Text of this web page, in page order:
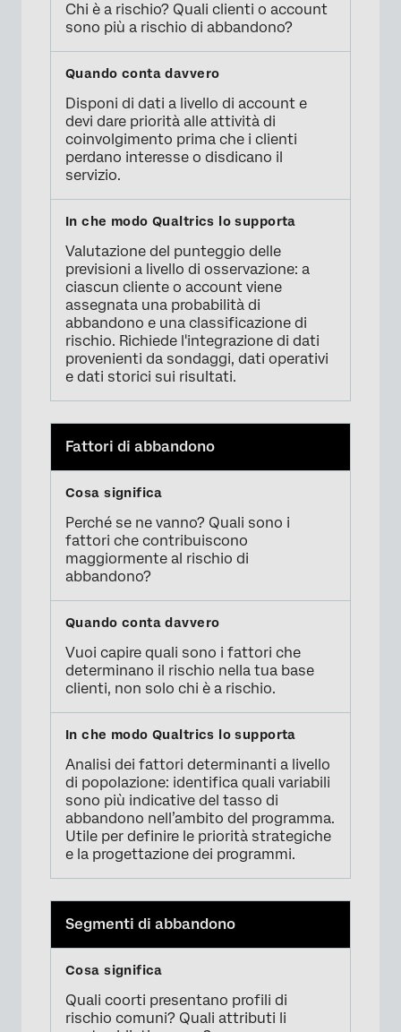
Chi è a rischio? Quali clienti o account
sono più a rischio di abbandono?
Disponi di dati a livello di account e
devi dare priorità alle attività di
coinvolgimento prima che i clienti
perdano interesse o disdicano il
servizio.
Valutazione del punteggio delle
previsioni a livello di osservazione: a
ciascun cliente o account viene
assegnata una probabilità di
abbandono e una classificazione di
rischio. Richiede l'integrazione di dati
provenienti da sondaggi, dati operativi
e dati storici sui risultati.
Fattori di abbandono
Perché se ne vanno? Quali sono i
fattori che contribuiscono
maggiormente al rischio di
abbandono?
Vuoi capire quali sono i fattori che
determinano il rischio nella tua base
clienti, non solo chi è a rischio.
Analisi dei fattori determinanti a livello
di popolazione: identifica quali variabili
sono più indicative del tasso di
abbandono nell’ambito del programma.
Utile per definire le priorità strategiche
e la progettazione dei programmi.
Segmenti di abbandono
Quali coorti presentano profili di
rischio comuni? Quali attributi li